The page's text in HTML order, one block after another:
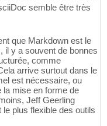
semble être très
que Markdown est le
il y a souvent de bonnes
comme
arrive surtout dans le
est nécessaire, ou
la mise en forme de
Jeff Geerling
plus flexible des outils